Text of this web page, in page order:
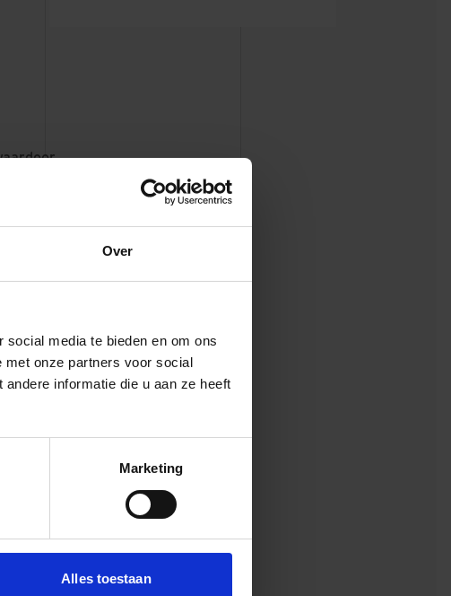
Over
media te bieden en om ons
onze partners voor social
informatie die u aan ze heeft
Marketing
Alles toestaan
meer over wegen en
laat
zelfs te overtreffen.
naadloos op
tempo een complete